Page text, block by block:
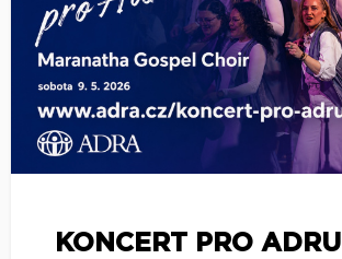
KONCERT PRO ADRU